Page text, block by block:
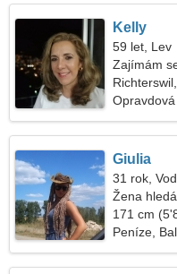
Kelly
59 let, Lev
Zajímám
Giulia
31 rok,
Žena
171 cm
Peníze,